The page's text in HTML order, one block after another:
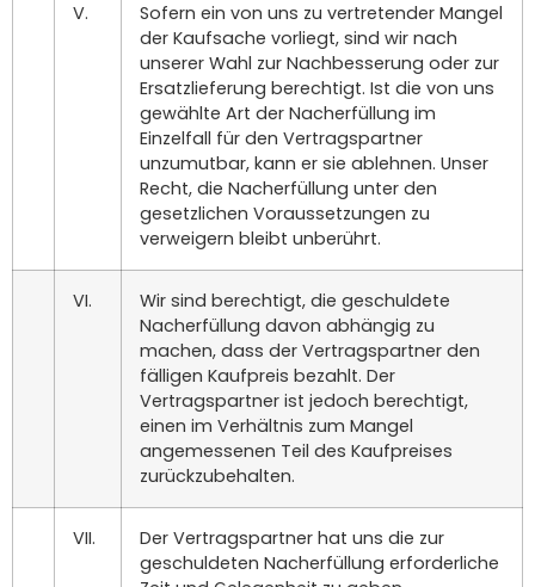
V.
Sofern ein von uns zu vertretender Mangel
der Kaufsache vorliegt, sind wir nach
unserer Wahl zur Nachbesserung oder zur
Ersatzlieferung berechtigt. Ist die von uns
gewählte Art der Nacherfüllung im
Einzelfall für den Vertragspartner
unzumutbar, kann er sie ablehnen. Unser
Recht, die Nacherfüllung unter den
gesetzlichen Voraussetzungen zu
verweigern bleibt unberührt.
VI.
Wir sind berechtigt, die geschuldete
Nacherfüllung davon abhängig zu
machen, dass der Vertragspartner den
fälligen Kaufpreis bezahlt. Der
Vertragspartner ist jedoch berechtigt,
einen im Verhältnis zum Mangel
angemessenen Teil des Kaufpreises
zurückzubehalten.
VII.
Der Vertragspartner hat uns die zur
geschuldeten Nacherfüllung erforderliche